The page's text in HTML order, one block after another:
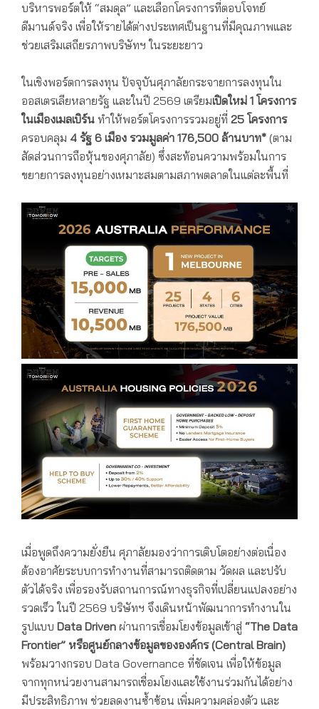
บริหารพอร์ตให้ “สมดุล” และเลือกโครงการที่ตอบโจทย์
ดีมานด์จริง เพื่อให้รายได้ต่างประเทศเป็นฐานที่มีคุณภาพและ
ช่วยเสริมเสถียรภาพบริษัทฯ ในระยะยาว
ในเชิงพอร์ตการลงทุน ปัจจุบันศุภาลัยกระจายการลงทุนใน
ออสเตรเลียหลายรัฐ และในปี 2569 เตรียมเปิดใหม่ 1 โครงการ
ในเมืองเมลเบิร์น ทำให้พอร์ตโครงการรวมอยู่ที่ 25 โครงการ
ครอบคลุม 4 รัฐ 6 เมือง รวมมูลค่า 176,500 ล้านบาท* (ตาม
สัดส่วนการถือหุ้นของศุภาลัย) ซึ่งสะท้อนความพร้อมในการ
ขยายการลงทุนอย่างเหมาะสมตามสภาพตลาดในแต่ละพื้นที่
เมื่อพูดถึงความยั่งยืน ศุภาลัยมองว่าการเติบโตอย่างต่อเนื่อง
ต้องอาศัยระบบการทำงานที่สามารถติดตาม วัดผล และปรับ
ตัวได้จริง เพื่อรองรับสถานการณ์ทางธุรกิจที่เปลี่ยนแปลงอย่าง
รวดเร็ว ในปี 2569 บริษัทฯ จึงเดินหน้าพัฒนาการทำงานใน
รูปแบบ Data Driven ผ่านการเชื่อมโยงข้อมูลเข้าสู่ “The Data
Frontier” หรือศูนย์กลางข้อมูลขององค์กร (Central Brain)
พร้อมวางกรอบ Data Governance ที่ชัดเจน เพื่อให้ข้อมูล
จากทุกหน่วยงานสามารถเชื่อมโยงและใช้งานร่วมกันได้อย่าง
มีประสิทธิภาพ ช่วยลดงานซ้ำซ้อน เพิ่มความคล่องตัว และ